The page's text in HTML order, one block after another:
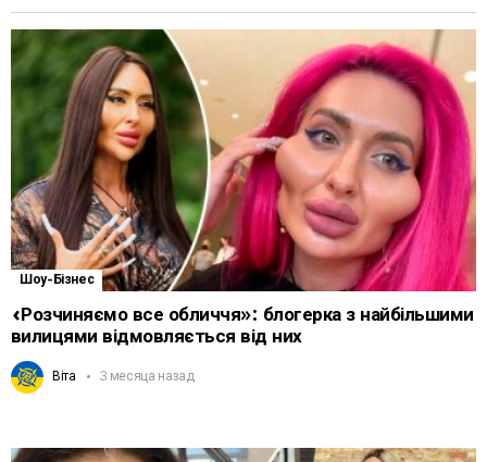
Шоу-Бізнес
«Розчиняємо все обличчя»: блогерка з найбільшими
вилицями відмовляється від них
Віта 3 месяца назад